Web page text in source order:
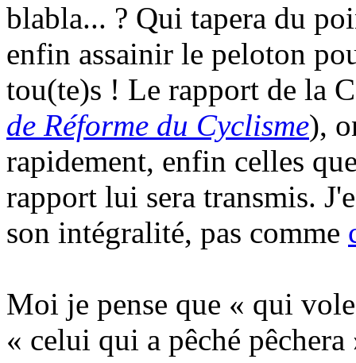
blabla... ? Qui tapera du
enfin assainir le peloton
tou(te)s ! Le rapport de la
de Réforme du Cyclisme),
rapidement, enfin celles
rapport lui sera transmis.
son intégralité, pas comme
Moi je pense que « qui
« celui qui a pêché